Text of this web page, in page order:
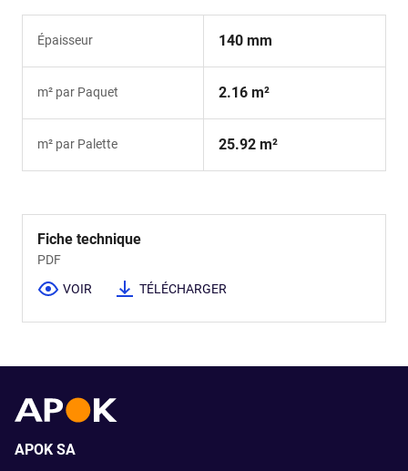
Épaisseur 140 mm
m² par Paquet 2.16 m²
m² par Palette 25.92 m²
Fiche technique
PDF
VOIR TÉLÉCHARGER
APOK SA